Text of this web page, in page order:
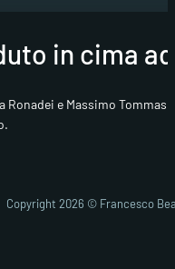
in cima
Ronadei e Massimo
Copyright 2026 © Francesco